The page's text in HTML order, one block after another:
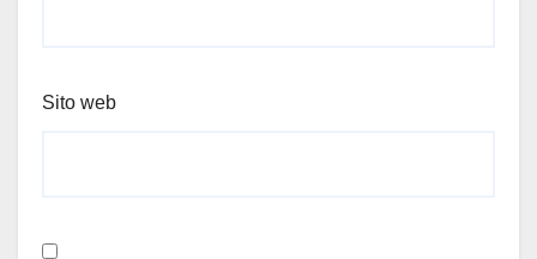
Sito web